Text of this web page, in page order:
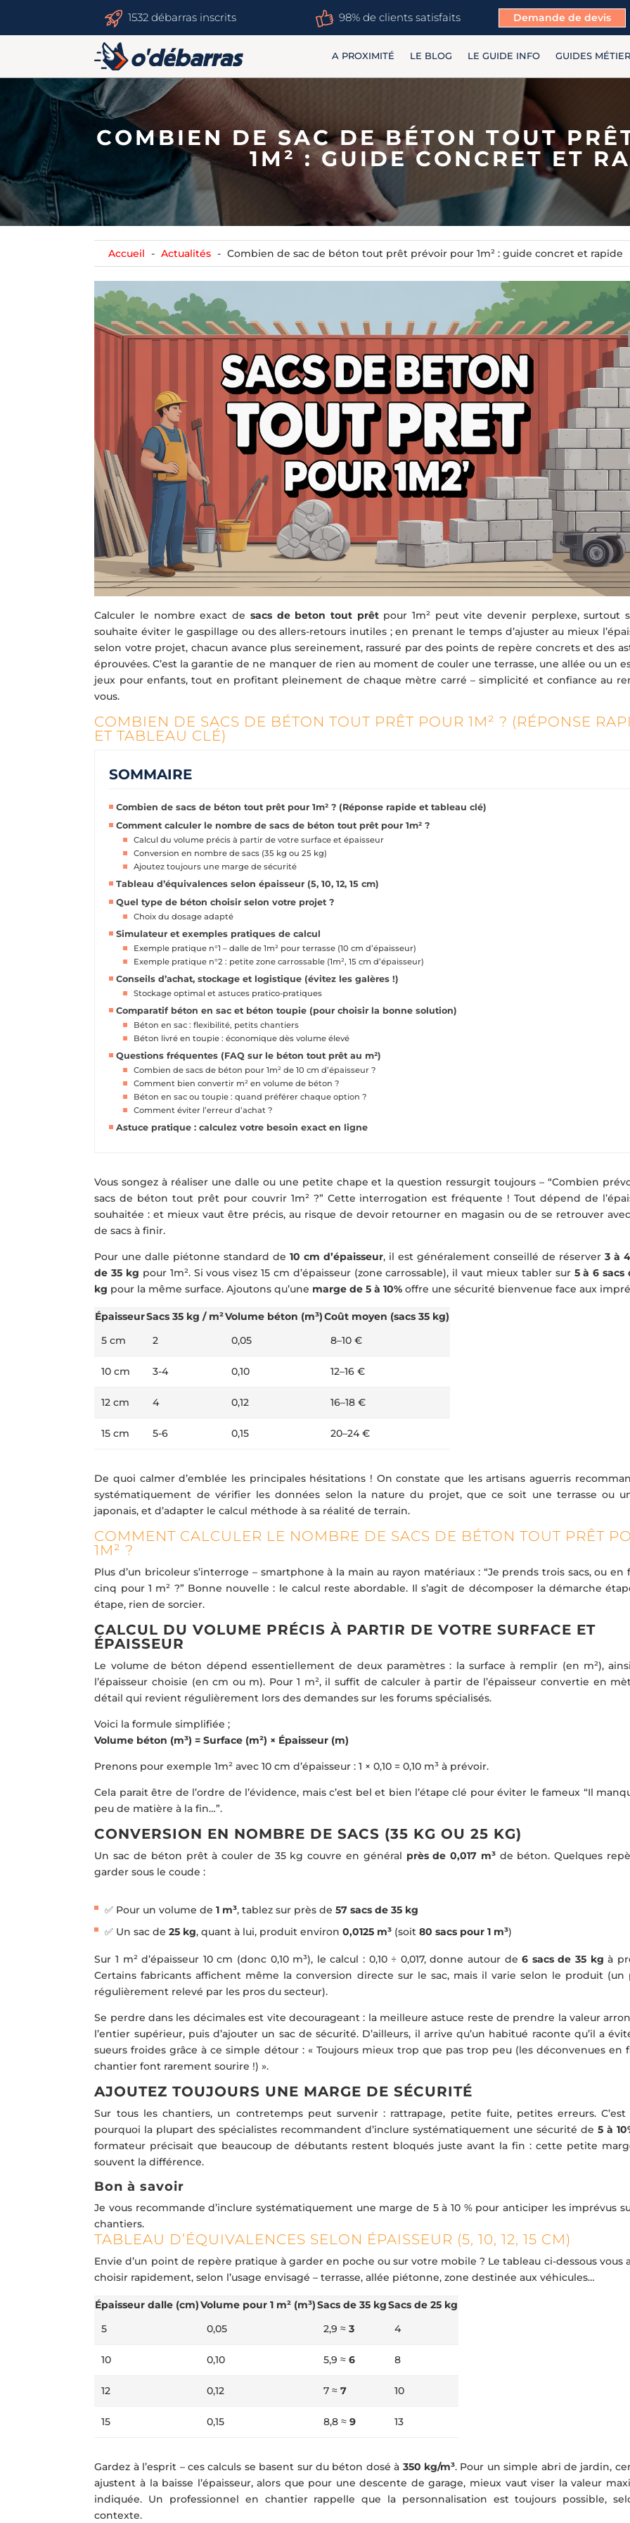
1532 débarras inscrits 98% de clients satisfaits Demande de devis
A PROXIMITÉ LE BLOG LE GUIDE INFO GUIDES MÉTIER
COMBIEN DE SAC DE BÉTON TOUT
1M² : GUIDE CONCRET ET
Accueil Actualités Combien de sac de béton tout prêt prévoir pour 1m² : guide concret et rapide
Calculer le nombre exact de sacs de beton tout prêtpour 1m² peut vite devenir perplexe, surtout
souhaite éviter le gaspillage ou des allers-retours inutiles ; en prenant le temps d’ajuster au mieux
selon votre projet, chacun avance plus sereinement, rassuré par des points de repère concrets et des
éprouvées. C’est la garantie de ne manquer de rien au moment de couler une terrasse, une allée ou un
jeux pour enfants, tout en profitant pleinement de chaque mètre carré – simplicité et confiance au
vous.
COMBIEN DE SACS DE BÉTON TOUT PRÊT POUR 1M² ? (RÉPONSE
ET TABLEAU CLÉ)
SOMMAIRE
Combien de sacs de béton tout prêt pour 1m² ? (Réponse rapide et tableau clé)
Comment calculer le nombre de sacs de béton tout prêt pour 1m² ?
Calcul du volume précis à partir de votre surface et épaisseur
Conversion en nombre de sacs (35 kg ou 25 kg)
Ajoutez toujours une marge de sécurité
Tableau d’équivalences selon épaisseur (5, 10, 12, 15 cm)
Quel type de béton choisir selon votre projet ?
Choix du dosage adapté
Simulateur et exemples pratiques de calcul
Exemple pratique n°1 – dalle de 1m² pour terrasse (10 cm d’épaisseur)
Exemple pratique n°2 : petite zone carrossable (1m², 15 cm d’épaisseur)
Conseils d’achat, stockage et logistique (évitez les galères !)
Stockage optimal et astuces pratico-pratiques
Comparatif béton en sac et béton toupie (pour choisir la bonne solution)
Béton en sac : flexibilité, petits chantiers
Béton livré en toupie : économique dès volume élevé
Questions fréquentes (FAQ sur le béton tout prêt au m²)
Combien de sacs de béton pour 1m² de 10 cm d’épaisseur ?
Comment bien convertir m² en volume de béton ?
Béton en sac ou toupie : quand préférer chaque option ?
Comment éviter l’erreur d’achat ?
Astuce pratique : calculez votre besoin exact en ligne
Vous songez à réaliser une dalle ou une petite chape et la question ressurgit toujours – “Combien
sacs de béton tout prêt pour couvrir 1m² ?” Cette interrogation est fréquente ! Tout dépend de
souhaitée : et mieux vaut être précis, au risque de devoir retourner en magasin ou de se retrouver
de sacs à finir.
Pour une dalle piétonne standard de10 cm d’épaisseur, il est généralement conseillé de réserver 3 à
de 35 kg pour 1m². Si vous visez 15 cm d’épaisseur (zone carrossable), il vaut mieux tabler sur 5 à 6 sacs
kg pour la même surface. Ajoutons qu’une marge de 5 à 10% offre une sécurité bienvenue face aux
ÉpaisseurSacs 35 kg / m²Volume béton (m³)Coût moyen (sacs 35 kg)
5 cm
2 0,05 8–10 €
10 cm 3-4 0,10 12–16 €
12 cm 4 0,12 16–18 €
15 cm 5-6 0,15 20–24 €
De quoi calmer d’emblée les principales hésitations ! On constate que les artisans aguerris
systématiquement de vérifier les données selon la nature du projet, que ce soit une terrasse ou
japonais, et d’adapter le calcul méthode à sa réalité de terrain.
COMMENT CALCULER LE NOMBRE DE SACS DE BÉTON TOUT PRÊT
1M² ?
Plus d’un bricoleur s’interroge – smartphone à la main au rayon matériaux : “Je prends trois sacs, ou en
cinq pour 1 m² ?” Bonne nouvelle : le calcul reste abordable. Il s’agit de décomposer la démarche
étape, rien de sorcier.
CALCUL DU VOLUME PRÉCIS À PARTIR DE VOTRE SURFACE ET
ÉPAISSEUR
Le volume de béton dépend essentiellement de deux paramètres : la surface à remplir (en m²),
l’épaisseur choisie (en cm ou m). Pour 1 m², il suffit de calculer à partir de l’épaisseur convertie en
détail qui revient régulièrement lors des demandes sur les forums spécialisés.
Voici la formule simplifiée ;
Volume béton (m³) = Surface (m²) × Épaisseur (m)
Prenons pour exemple 1m² avec 10 cm d’épaisseur : 1 × 0,10 = 0,10 m³ à prévoir.
Cela parait être de l’ordre de l’évidence, mais c’est bel et bien l’étape clé pour éviter le fameux “Il
peu de matière à la fin…”.
CONVERSION EN NOMBRE DE SACS (35 KG OU 25 KG)
Un sac de béton prêt à couler de 35 kg couvre en général près de 0,017 m³de béton. Quelques
garder sous le coude :
✅ Pour un volume de1 m³, tablez sur près de57 sacs de 35 kg
✅ Un sac de25 kg, quant à lui, produit environ0,0125 m³ (soit80 sacs pour 1 m³)
Sur 1 m² d’épaisseur 10 cm (donc 0,10 m³), le calcul : 0,10 ÷ 0,017, donne autour de6 sacs de 35 kg à
Certains fabricants affichent même la conversion directe sur le sac, mais il varie selon le produit (un
régulièrement relevé par les pros du secteur).
Se perdre dans les décimales est vite decourageant : la meilleure astuce reste de prendre la valeur
l’entier supérieur, puis d’ajouter un sac de sécurité. D’ailleurs, il arrive qu’un habitué raconte qu’il a
sueurs froides grâce à ce simple détour : « Toujours mieux trop que pas trop peu (les déconvenues en
chantier font rarement sourire !) ».
AJOUTEZ TOUJOURS UNE MARGE DE SÉCURITÉ
Sur tous les chantiers, un contretemps peut survenir : rattrapage, petite fuite, petites erreurs. C’est
pourquoi la plupart des spécialistes recommandent d’inclure systématiquement une sécurité de 5 à
formateur précisait que beaucoup de débutants restent bloqués juste avant la fin : cette petite
souvent la différence.
Bon à savoir
Je vous recommande d’inclure systématiquement une marge de 5 à 10 % pour anticiper les imprévus
chantiers.
TABLEAU D’ÉQUIVALENCES SELON ÉPAISSEUR (5, 10, 12, 15 CM)
Envie d’un point de repère pratique à garder en poche ou sur votre mobile ? Le tableau ci-dessous vous
choisir rapidement, selon l’usage envisagé – terrasse, allée piétonne, zone destinée aux véhicules…
Épaisseur dalle (cm)Volume pour 1 m² (m³)Sacs de 35 kgSacs de 25 kg
5
0,05 2,9 ≈3 4
10 0,10 5,9 ≈6 8
12 0,12 7 ≈7 10
15 0,15 8,8 ≈9 13
Gardez à l’esprit – ces calculs se basent sur du béton dosé à 350 kg/m³. Pour un simple abri de jardin,
ajustent à la baisse l’épaisseur, alors que pour une descente de garage, mieux vaut viser la valeur
indiquée. Un professionnel en chantier rappelle que la personnalisation est toujours possible,
contexte.